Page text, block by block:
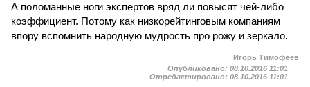
А поломанные ноги экспертов вряд ли повысят чей-либо
коэффициент. Потому как низкорейтинговым компаниям
впору вспомнить народную мудрость про рожу и зеркало.
Игорь Тимофеев
Опубликовано: 08.10.2016 11:01
Отредактировано: 08.10.2016 11:01